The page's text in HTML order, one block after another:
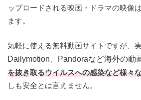
ップロードされる映画・ドラマの映像
ます。
気軽に使える無料動画サイトですが、
Dailymotion、Pandoraなど海外の動
を抜き取るウイルスへの感染など様々
しも安全とは言えません。